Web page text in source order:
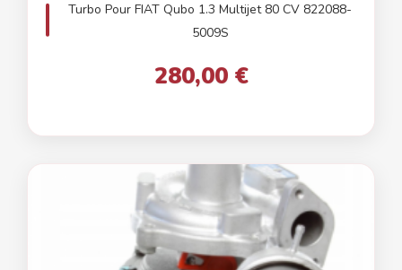
Turbo Pour FIAT Qubo 1.3 Multijet 80 CV 822088-
5009S
280,00 €